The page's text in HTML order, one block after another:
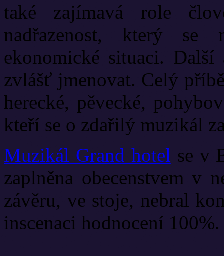
také zajímavá role
nadřazenost, který se
ekonomické situaci.
zvlášť jmenovat. Celý
herecké, pěvecké,
kteří se o zdařilý muzikál
Muzikál Grand hotel se v
zaplněna obecenstvem v
závěru, ve stoje, nebral
inscenaci hodnocení 100%.